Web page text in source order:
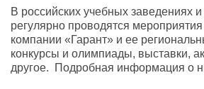
В российских учебных заведениях
регулярно проводятся
компании «Гарант» и ее
конкурсы и олимпиады, выставки,
другое. Подробная информация о